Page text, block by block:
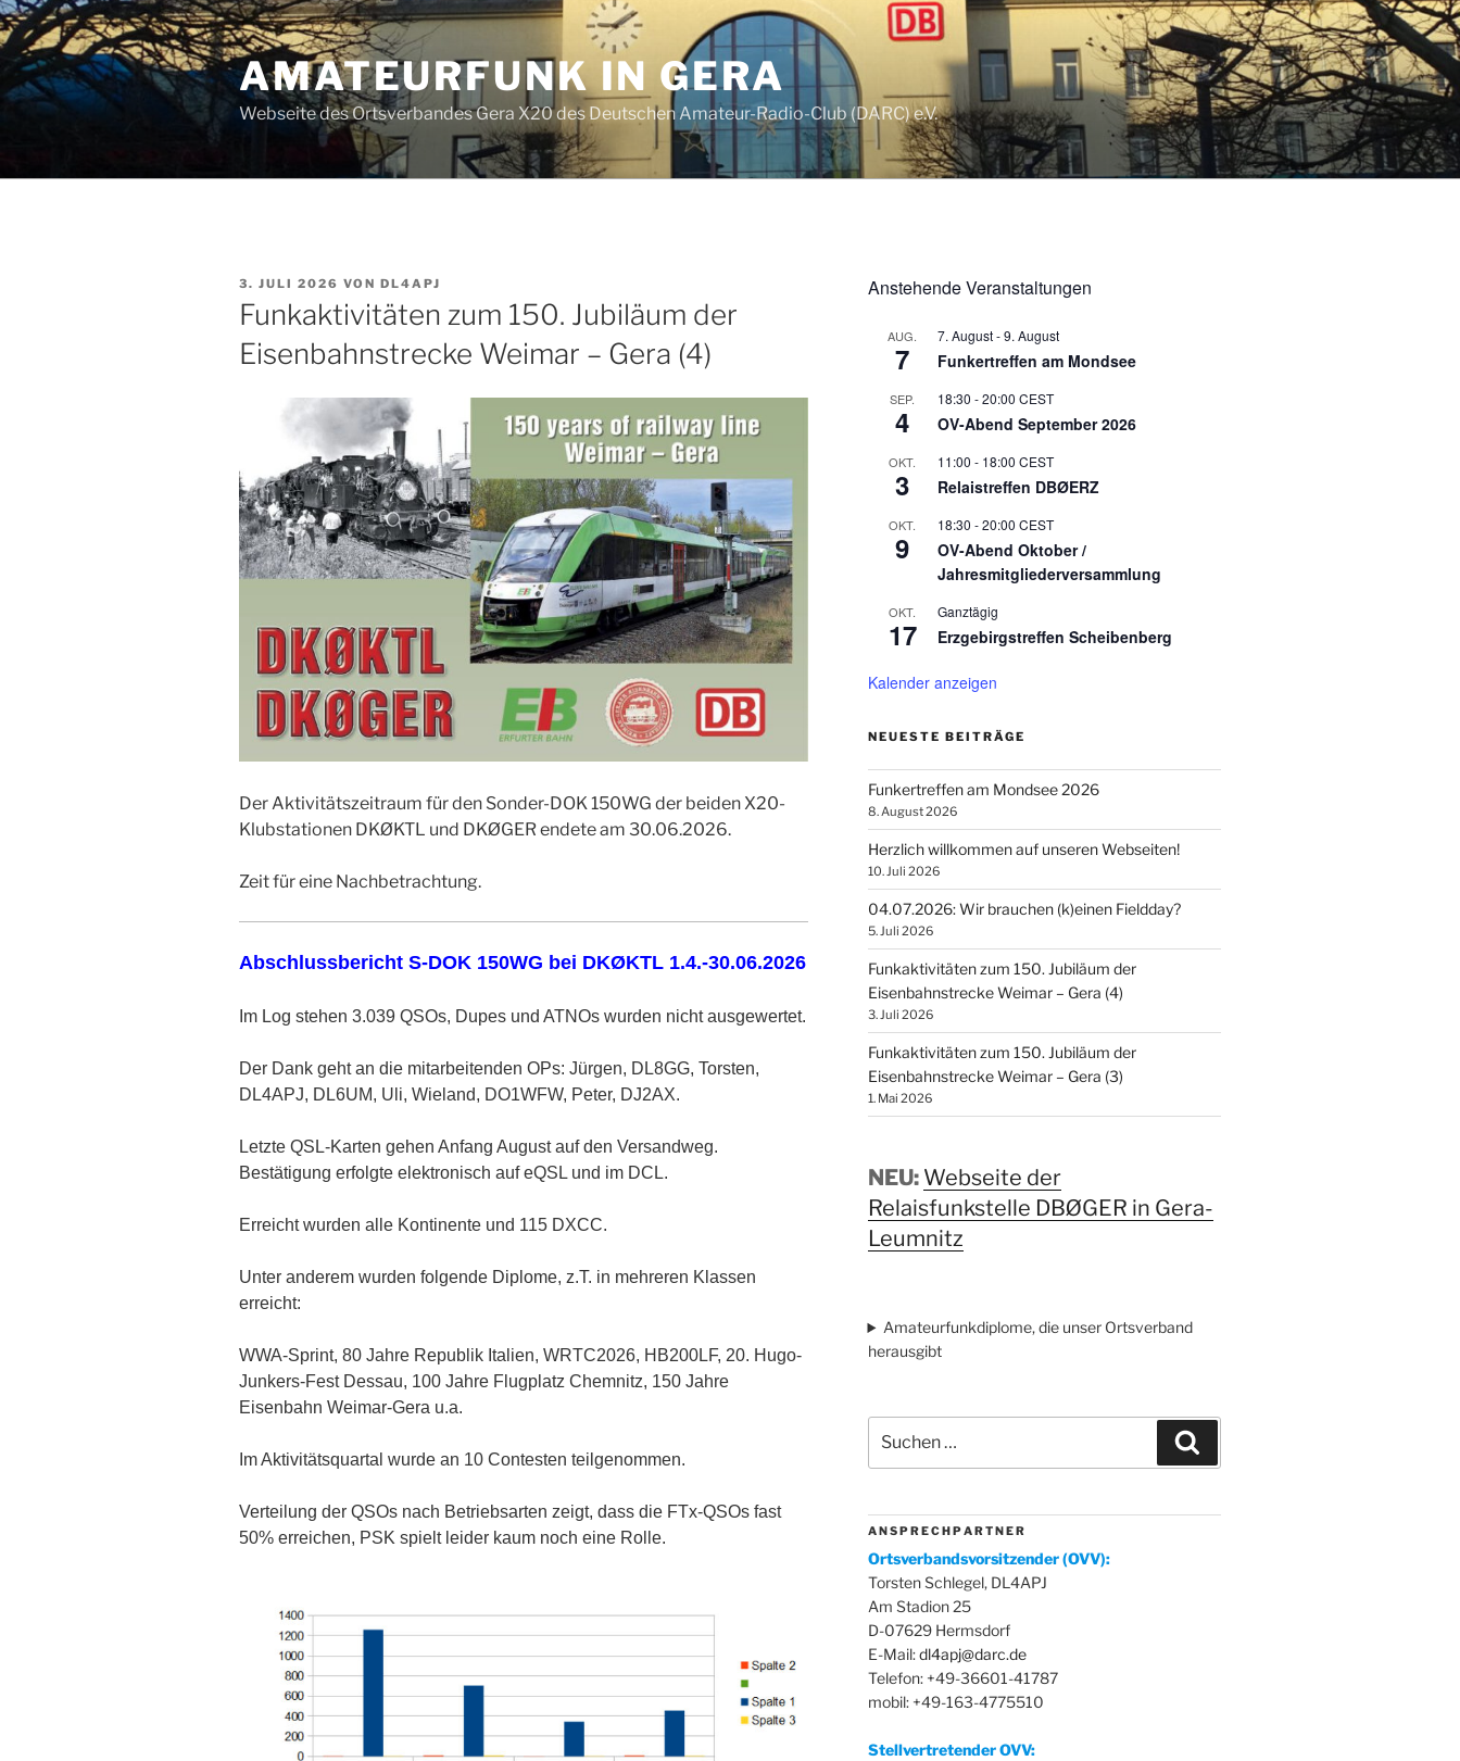
Zum
Inhalt
springen
AMATEURFUNK IN GERA
Webseite des Ortsverbandes Gera X20 des Deutschen Amateur-Radio-Club (DARC) e.V.
VERÖFFENTLICHT
AM
3. JULI 2026 VON DL4APJ
Funkaktivitäten zum 150. Jubiläum der
Eisenbahnstrecke Weimar – Gera (4)
Der Aktivitätszeitraum für den Sonder-DOK 150WG der beiden X20-
Klubstationen DKØKTL und DKØGER endete am 30.06.2026.
Zeit für eine Nachbetrachtung.
Abschlussbericht S-DOK 150WG bei DKØKTL 1.4.-30.06.2026
Im Log stehen 3.039 QSOs, Dupes und ATNOs wurden nicht ausgewertet.
Der Dank geht an die mitarbeitenden OPs: Jürgen, DL8GG, Torsten,
DL4APJ, DL6UM, Uli, Wieland, DO1WFW, Peter, DJ2AX.
Letzte QSL-Karten gehen Anfang August auf den Versandweg.
Bestätigung erfolgte elektronisch auf eQSL und im DCL.
Erreicht wurden alle Kontinente und 115 DXCC.
Unter anderem wurden folgende Diplome, z.T. in mehreren Klassen
erreicht:
WWA-Sprint, 80 Jahre Republik Italien, WRTC2026, HB200LF, 20. Hugo-
Junkers-Fest Dessau, 100 Jahre Flugplatz Chemnitz, 150 Jahre
Eisenbahn Weimar-Gera u.a.
Im Aktivitätsquartal wurde an 10 Contesten teilgenommen.
Verteilung der QSOs nach Betriebsarten zeigt, dass die FTx-QSOs fast
50% erreichen, PSK spielt leider kaum noch eine Rolle.
Anstehende Veranstaltungen
AUG.
7
7. August-9. August
Funkertreffen am Mondsee
SEP.
4
18:30 -20:00 CEST
OV-Abend September 2026
OKT.
3
11:00 - 18:00 CEST
Relaistreffen DBØERZ
OKT.
9
18:30 -20:00 CEST
OV-Abend Oktober /
Jahresmitgliederversammlung
OKT.
17
Ganztägig
Erzgebirgstreffen Scheibenberg
Kalender anzeigen
NEUESTE BEITRÄGE
Funkertreffen am Mondsee 2026
8. August 2026
Herzlich willkommen auf unseren Webseiten!
10. Juli 2026
04.07.2026: Wir brauchen (k)einen Fieldday?
5. Juli 2026
Funkaktivitäten zum 150. Jubiläum der
Eisenbahnstrecke Weimar – Gera (4)
3. Juli 2026
Funkaktivitäten zum 150. Jubiläum der
Eisenbahnstrecke Weimar – Gera (3)
1. Mai 2026
NEU: Webseite der
Relaisfunkstelle DBØGER in Gera-
Leumnitz
Amateurfunkdiplome, die unser Ortsverband
herausgibt
nach:
A N S P R E C H P A R T N E R
Ortsverbandsvorsitzender (OVV):
Torsten Schlegel, DL4APJ
Am Stadion 25
D-07629 Hermsdorf
E-Mail:dl4apj@darc.de
Telefon: +49-36601-41787
mobil: +49-163-4775510
Stellvertretender OVV: